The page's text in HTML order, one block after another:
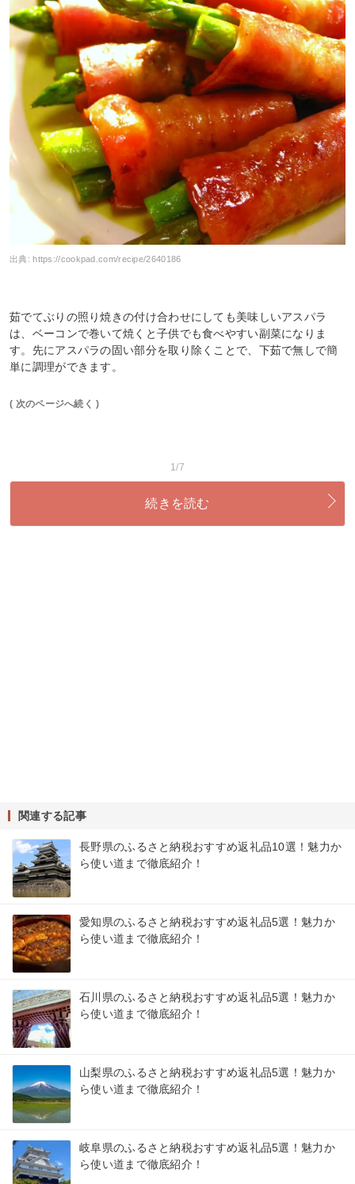
出典:https://cookpad.com/recipe/2640186
茹でてぶりの照り焼きの付け合わせにしても美味しいアスパラ
は、ベーコンで巻いて焼くと子供でも食べやすい副菜になりま
す。先にアスパラの固い部分を取り除くことで、下茹で無しで簡
単に調理ができます。
( 次のページへ続く )
1/7
続きを読む
関連する記事
長野県のふるさと納税おすすめ返礼品10選！魅力か
ら使い道まで徹底紹介！
愛知県のふるさと納税おすすめ返礼品5選！魅力か
ら使い道まで徹底紹介！
石川県のふるさと納税おすすめ返礼品5選！魅力か
ら使い道まで徹底紹介！
山梨県のふるさと納税おすすめ返礼品5選！魅力か
ら使い道まで徹底紹介！
岐阜県のふるさと納税おすすめ返礼品5選！魅力か
ら使い道まで徹底紹介！